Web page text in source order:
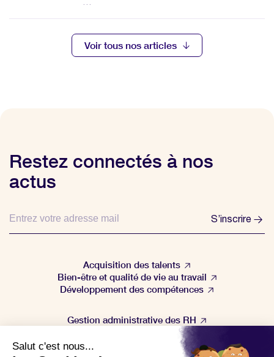
Voir tous nos articles
Restez connectés à nos
actus
S’inscrire
Acquisition des talents
Bien-être et qualité de vie au travail
Développement des compétences
Gestion administrative des RH
Gestion de la performance